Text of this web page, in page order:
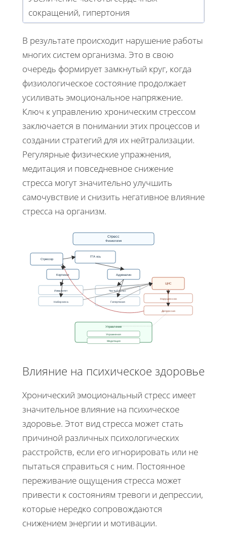
сокращений, гипертония
В результате происходит нарушение работы
многих систем организма. Это в свою
очередь формирует замкнутый круг, когда
физиологическое состояние продолжает
усиливать эмоциональное напряжение.
Ключ к управлению хроническим стрессом
заключается в понимании этих процессов и
создании стратегий для их нейтрализации.
Регулярные физические упражнения,
медитация и повседневное снижение
стресса могут значительно улучшить
самочувствие и снизить негативное влияние
стресса на организм.
Стресс
Физиология
Стрессор
ГГА ось
Кортизол Адреналин
Иммунитет
Набор веса
Частый пульс
Гипертония
ЦНС
Нарушен сон
Депрессия
Управление
Упражнения
Медитация
Влияние на психическое здоровье
Хронический эмоциональный стресс имеет
значительное влияние на психическое
здоровье. Этот вид стресса может стать
причиной различных психологических
расстройств, если его игнорировать или не
пытаться справиться с ним. Постоянное
переживание ощущения стресса может
привести к состояниям тревоги и депрессии,
которые нередко сопровождаются
снижением энергии и мотивации.